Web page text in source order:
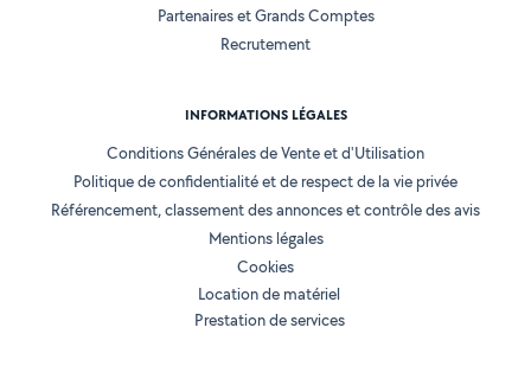
Partenaires et Grands Comptes
Recrutement
INFORMATIONS LÉGALES
Conditions Générales de Vente et d'Utilisation
Politique de confidentialité et de respect de la vie privée
Référencement, classement des annonces et contrôle des avis
Mentions légales
Cookies
Location de matériel
Prestation de services